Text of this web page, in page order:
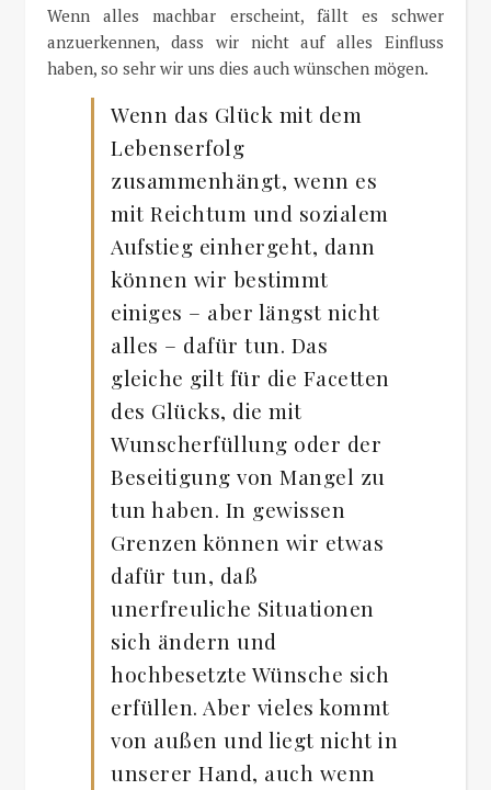
Wenn alles machbar erscheint, fällt es schwer
anzuerkennen, dass wir nicht auf alles Einfluss
haben, so sehr wir uns dies auch wünschen mögen.
Wenn das Glück mit dem
Lebenserfolg
zusammenhängt, wenn es
mit Reichtum und sozialem
Aufstieg einhergeht, dann
können wir bestimmt
einiges – aber längst nicht
alles – dafür tun. Das
gleiche gilt für die Facetten
des Glücks, die mit
Wunscherfüllung oder der
Beseitigung von Mangel zu
tun haben. In gewissen
Grenzen können wir etwas
dafür tun, daß
unerfreuliche Situationen
sich ändern und
hochbesetzte Wünsche sich
erfüllen. Aber vieles kommt
von außen und liegt nicht in
unserer Hand, auch wenn